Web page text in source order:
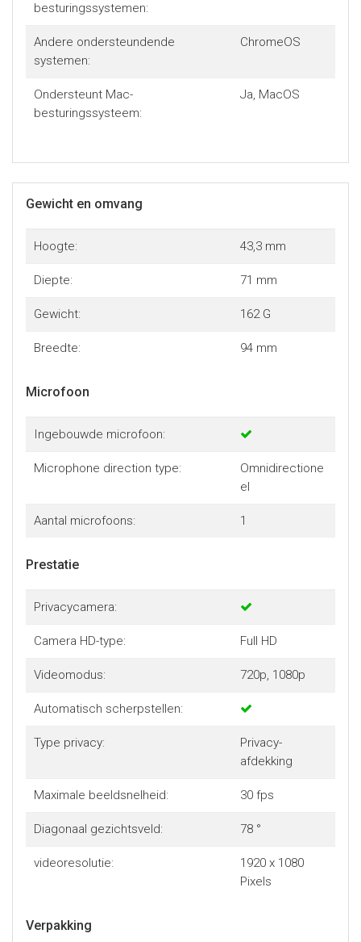
besturingssystemen:
Andere ondersteundende
systemen:
ChromeOS
Ondersteunt Mac-
besturingssysteem:
Ja, MacOS
Gewicht en omvang
Hoogte: 43,3 mm
Diepte: 71 mm
Gewicht: 162 G
Breedte: 94 mm
Microfoon
Ingebouwde microfoon:
Microphone direction type:
Omnidirectione
el
Aantal microfoons: 1
Prestatie
Privacycamera:
Camera HD-type: Full HD
Videomodus: 720p, 1080p
Automatisch scherpstellen:
Type privacy:
Privacy-
afdekking
Maximale beeldsnelheid: 30 fps
Diagonaal gezichtsveld: 78 °
videoresolutie:
1920 x 1080
Pixels
Verpakking